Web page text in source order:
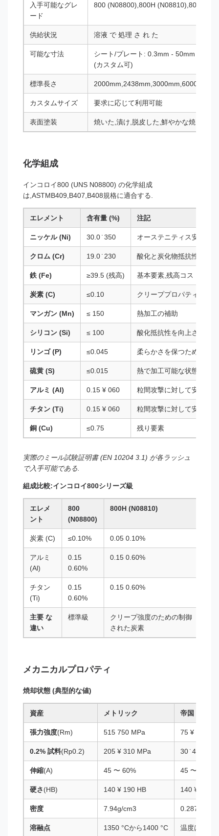
入手可能なグレ
ード
800 (N08800),800H (N08810),800HT
供給状況 溶液 で 処理 さ れ た
可能な寸法
シート/プレート: 0.3mm - 50mm 厚さ;
(カスタム可)
標準長さ 2000mm,2438mm,3000mm,6000mm (
カスタムサイズ 要求に応じて利用可能
表面塗装 焼いた,漬け,脱皮した,鮮やかな焼いた
化学組成
インコロイ800 (UNS N08800) の化学組成
は,ASTMB409,B407,B408規格に適合する.
エレメント 含有量 (%) 注記
ニッケル (Ni) 30.0 ̇ 350 オーステニティス安定性
クロム (Cr) 19.0 ̇ 230 酸化と炭化物抵抗性を高
鉄 (Fe) ≥39.5 (残高) 基本要素,残高コスト,属性
炭素 (C) ≤0.10 クリーププロパティを最
マンガン (Mn) ≤ 150 熱加工の補助
シリコン (Si) ≤ 100 酸化抵抗性を向上させる
リンゴ (P) ≤0.045 柔らかさを保つために最
硫黄 (S) ≤0.015 熱で加工可能な状態で制御
アルミ (Al) 0.15 ¥ 060 粒間攻撃に対して安定し
チタン (Ti) 0.15 ¥ 060 粒間攻撃に対して安定し
銅 (Cu) ≤0.75 残り要素
実際のミール試験証明書 (EN 10204 3.1) が各ラッシュ
で入手可能である.
組成比較:インコロイ800シリーズ級
エレメ
ント
800
(N08800)
800H (N08810)
炭素 (C) ≤0.10% 0.05 0.10%
アルミ
(Al)
0.15
0.60%
0.15 0.60%
チタン
(Ti)
0.15
0.60%
0.15 0.60%
主要 な
違い
標準級
クリープ強度のための制御
された炭素
メカニカルプロパティ
焼却状態 (典型的な値)
資産 メトリック 帝国
張力強度(Rm) 515 750 MPa 75 ¥ 109 ksi
0.2% 試料(Rp0.2) 205 ¥ 310 MPa 30 ̇ 45 ksi
伸縮(A) 45 〜 60% 45 〜 60%
硬さ(HB) 140 ¥ 190 HB 140 ¥ 190
密度 7.94g/cm3 0.287ポン
溶融点 1350 °Cから1400 °C 温度は40°C